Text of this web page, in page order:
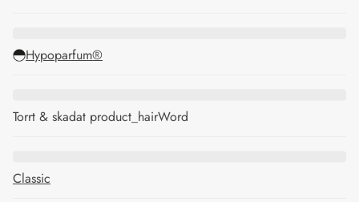
Hypoparfum®
Torrt & skadat product_hairWord
Classic